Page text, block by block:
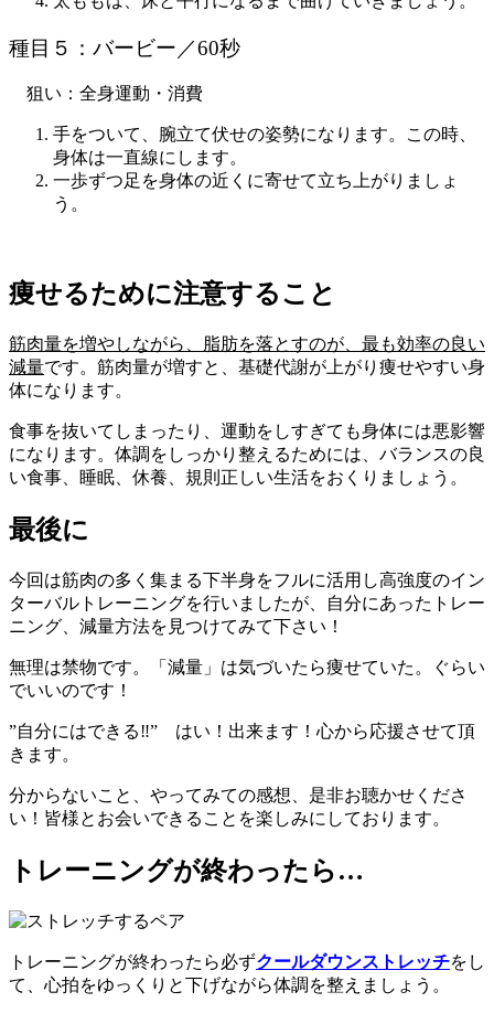
種目５：バービー／60秒
狙い：全身運動・消費
手をついて、腕立て伏せの姿勢になります。この時、
身体は一直線にします。
一歩ずつ足を身体の近くに寄せて立ち上がりましょ
う。
痩せるために注意すること
筋肉量を増やしながら、脂肪を落とすのが、最も効率の良い
減量です。 筋肉量が増すと、基礎代謝が上がり痩せやすい身
体になります。
食事を抜いてしまったり、運動をしすぎても身体には悪影響
になります。 体調をしっかり整えるためには、バランスの良
い食事、睡眠、休養、 規則正しい生活をおくりましょう。
最後に
今回は筋肉の多く集まる下半身をフルに活用し高強度のイン
ターバルトレーニングを行いましたが、自分にあったトレー
ニング、 減量方法を見つけてみて下さい！
無理は禁物です。
「減量」は気づいたら痩せていた。ぐらい
でいいのです！
”自分にはできる‼” はい！出来ます！心から応援させて頂
きます。
分からないこと、やってみての感想、是非お聴かせくださ
い！ 皆様とお会いできることを楽しみにしております。
トレーニングが終わったら…
トレーニングが終わったら必ずクールダウンストレッチをし
て、心拍をゆっくりと下げながら体調を整えましょう。